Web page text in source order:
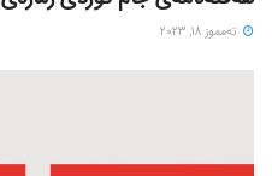
ته‌مموز 18, 2023